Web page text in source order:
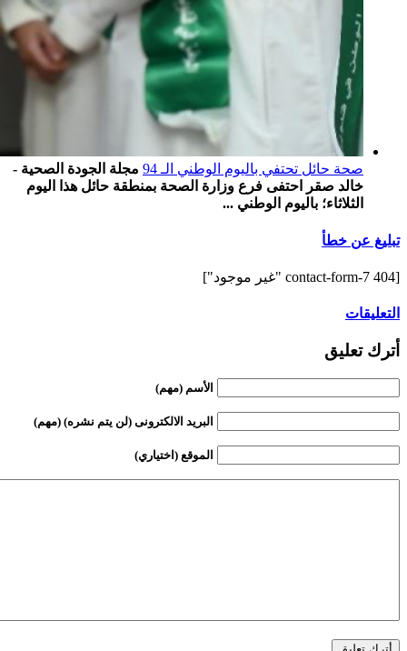
صحة حائل تحتفي باليوم الوطني الـ 94
مجلة الجودة الصحية -
خالد صقر احتفى فرع وزارة الصحة بمنطقة حائل هذا اليوم
الثلاثاء؛ باليوم الوطني ...
تبليغ عن خطأ
[contact-form-7 404 "غير موجود"]
التعليقات
أترك تعليق
الأسم (مهم)
البريد الالكترونى (لن يتم نشره) (مهم)
الموقع (اختياري)